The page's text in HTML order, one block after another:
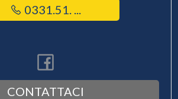
0331.51. ...
CONTATTACI